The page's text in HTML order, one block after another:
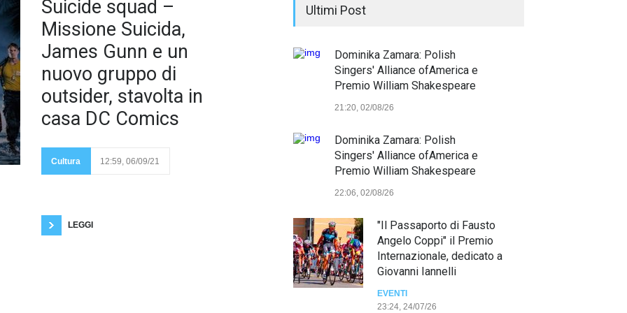
Suicide squad –
Missione Suicida,
James Gunn e un
nuovo gruppo di
outsider, stavolta in
casa DC Comics
Cultura 12:59, 06/09/21
LEGGI
Ultimi Post
Dominika Zamara: Polish
Singers' Alliance ofAmerica e
Premio William Shakespeare
21:20, 02/08/26
Dominika Zamara: Polish
Singers' Alliance ofAmerica e
Premio William Shakespeare
22:06, 02/08/26
"Il Passaporto di Fausto
Angelo Coppi" il Premio
Internazionale, dedicato a
Giovanni Iannelli
EVENTI
23:24, 24/07/26